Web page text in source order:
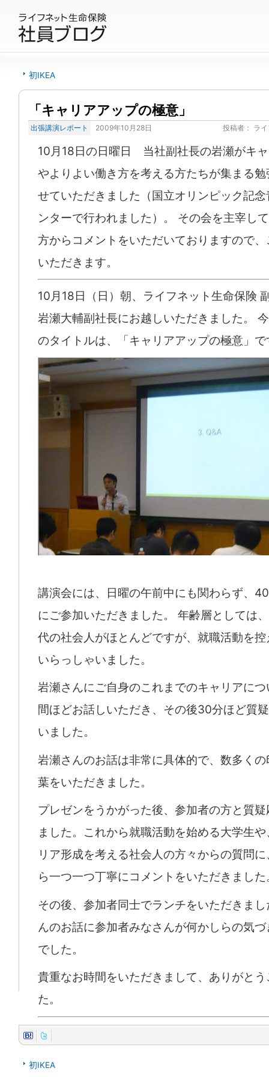
初IKEA
「キャリアアップの極意」
出張講演レポート 2009年10月28日 投稿者： ラ
10月18日の日曜日 当社副社長の岩瀬がキ
やよりよい働き方を考える方たちが集まる
せていただきました（国立オリンピック記
ンターで行われました）。 その会を主宰し
方からコメントをいただいておりますので
いただきます。
10月18日（日）朝、ライフネット生命保険
岩瀬大輔副社長にお越しいただきました。
のタイトルは、「キャリアアップの極意」で
講演会には、日曜の午前中にも関わらず、
にご参加いただきました。 年齢層としては
代の社会人がほとんどですが、就職活動を
いらっしゃいました。
岩瀬さんにご自身のこれまでのキャリアに
間ほどお話しいただき、その後30分ほど質
いました。
岩瀬さんのお話は非常に具体的で、数多く
葉をいただきました。
プレゼンをうかがった後、参加者の方と質
ました。これから就職活動を始める大学生
リア形成を考える社会人の方々からの質問
ら一つ一つ丁寧にコメントをいただきました
その後、参加者同士でランチをいただきま
んのお話に参加者みなさんが何かしらの気
でした。
貴重なお時間をいただきまして、ありがと
た。
初IKEA